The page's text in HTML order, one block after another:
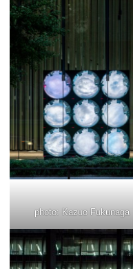
photo: Kazuo Fukunaga